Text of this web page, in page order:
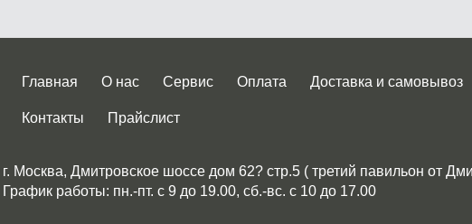
Главная О нас Сервис Оплата Доставка и самовывоз
Контакты Прайслист
г. Москва, Дмитровское шоссе дом 62? стр.5 ( третий павильон от
График работы: пн.-пт. с 9 до 19.00, сб.-вс. с 10 до 17.00